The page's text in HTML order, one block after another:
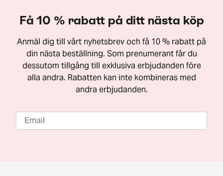
Få 10 % rabatt på ditt nästa köp
Anmäl dig till vårt nyhetsbrev och få 10 % rabatt på
din nästa beställning. Som prenumerant får du
dessutom tillgång till exklusiva erbjudanden före
alla andra. Rabatten kan inte kombineras med
andra erbjudanden.